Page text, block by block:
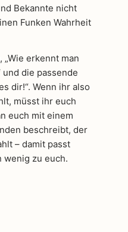
Bekannte nicht
Funken Wahrheit
„Wie erkennt man
die passende
dir!“. Wenn ihr also
müsst ihr euch
euch mit einem
beschreibt, der
– damit passt
wenig zu euch.